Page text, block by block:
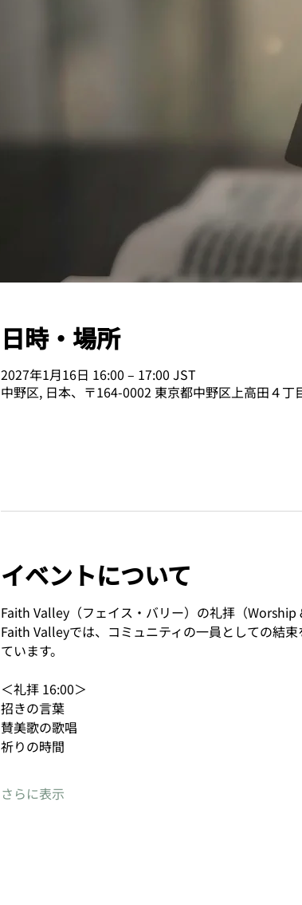
日時・場所
2027年1月16日 16:00 – 17:00 JST
中野区, 日本、〒164-0002 東京都中野区上高田４丁
イベントについて
Faith Valley（フェイス・バリー）の礼拝（Worship
Faith Valleyでは、コミュニティの一員としての結
ています。
＜礼拝 16:00＞
招きの言葉
賛美歌の歌唱
祈りの時間
さらに表示